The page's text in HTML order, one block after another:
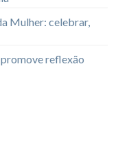
Mulher: celebrar,
reflexão